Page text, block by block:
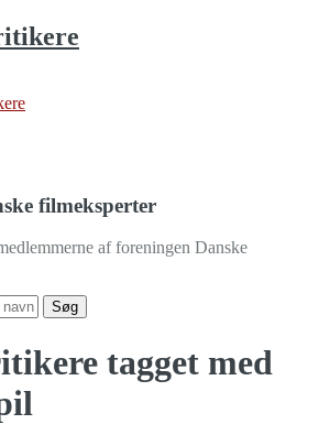
filmeksperter
af foreningen Danske
tagget med